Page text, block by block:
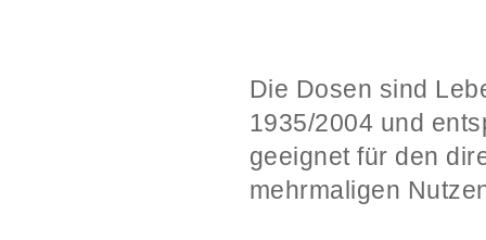
Die Dosen sind
1935/2004 und
geeignet für den
mehrmaligen